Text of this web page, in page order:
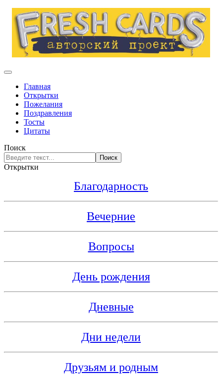
Главная
Открытки
Пожелания
Поздравления
Тосты
Цитаты
Поиск
Поиск
Открытки
Благодарность
Вечерние
Вопросы
День рождения
Дневные
Дни недели
Друзьям и родным